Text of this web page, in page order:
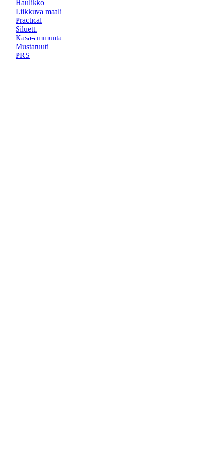
Haulikko
Liikkuva maali
Practical
Siluetti
Kasa-ammunta
Mustaruuti
PRS